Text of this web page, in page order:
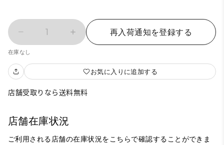
1 再入荷通知を登録する
在庫なし
お気に入りに追加する
店舗受取りなら送料無料
店舗在庫状況
ご利用される店舗の在庫状況をこちらで確認することができま